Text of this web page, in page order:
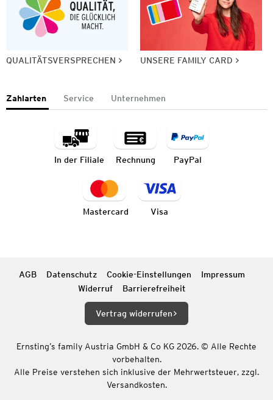
QUALITÄTSVERSPRECHEN UNSERE FAMILY CARD
Zahlarten Service Unternehmen
In der Filiale Rechnung PayPal
Mastercard Visa
AGB Datenschutz Cookie-Einstellungen
Impressum
Widerruf
Barrierefreiheit
Vertrag widerrufen
Ernsting’s family Austria GmbH & Co KG 2026. © Alle Rechte
vorbehalten.
Alle Preise verstehen sich inklusive der Mehrwertsteuer, zzgl.
Versandkosten.